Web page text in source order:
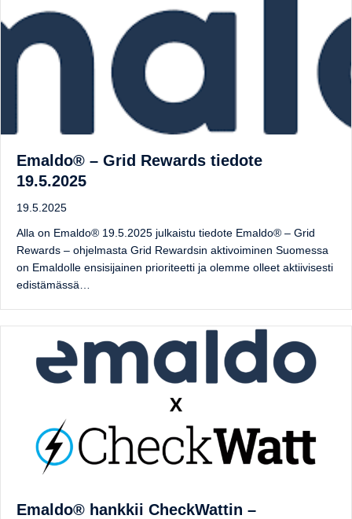
Emaldo® – Grid Rewards tiedote
19.5.2025
19.5.2025
Alla on Emaldo® 19.5.2025 julkaistu tiedote Emaldo® – Grid
Rewards – ohjelmasta Grid Rewardsin aktivoiminen Suomessa
on Emaldolle ensisijainen prioriteetti ja olemme olleet aktiivisesti
edistämässä…
Emaldo® hankkii CheckWattin –